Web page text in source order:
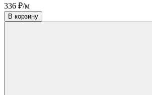
336 ₽/м
В корзину